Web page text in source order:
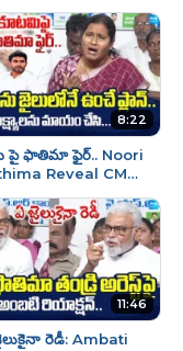
Tiger | Pawan
8:22
పై ఫాతిమా ఫైర్.. Noori
Reveal CM
| Sakshi Tv
11:46
రెడీ: Ambati